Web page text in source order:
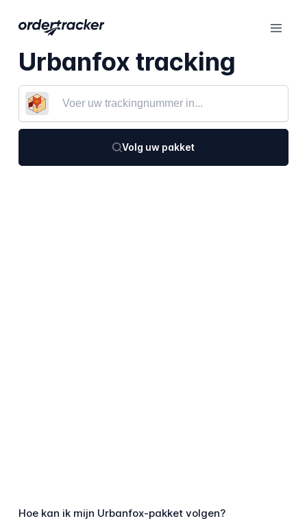
Urbanfox tracking
Volg uw pakket
Hoe kan ik mijn Urbanfox-pakket volgen?